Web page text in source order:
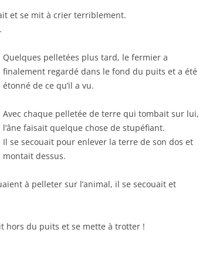
et se mit à crier terriblement.
Quelques pelletées plus tard, le fermier a
finalement regardé dans le fond du puits et a été
étonné de ce qu’il a vu.
Avec chaque pelletée de terre qui tombait sur lui,
l’âne faisait quelque chose de stupéfiant.
Il se secouait pour enlever la terre de son dos et
montait dessus.
à pelleter sur l’animal, il se secouait et
hors du puits et se mette à trotter !